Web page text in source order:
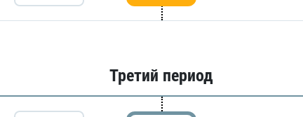
Третий период